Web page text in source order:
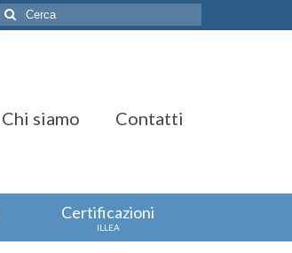
Cerca:
Chi siamo Contatti
Certificazioni
ILLEA